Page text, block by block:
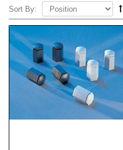
Sort By: